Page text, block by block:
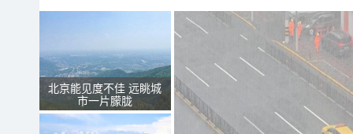
北京能见度不佳 远眺城
市一片朦胧